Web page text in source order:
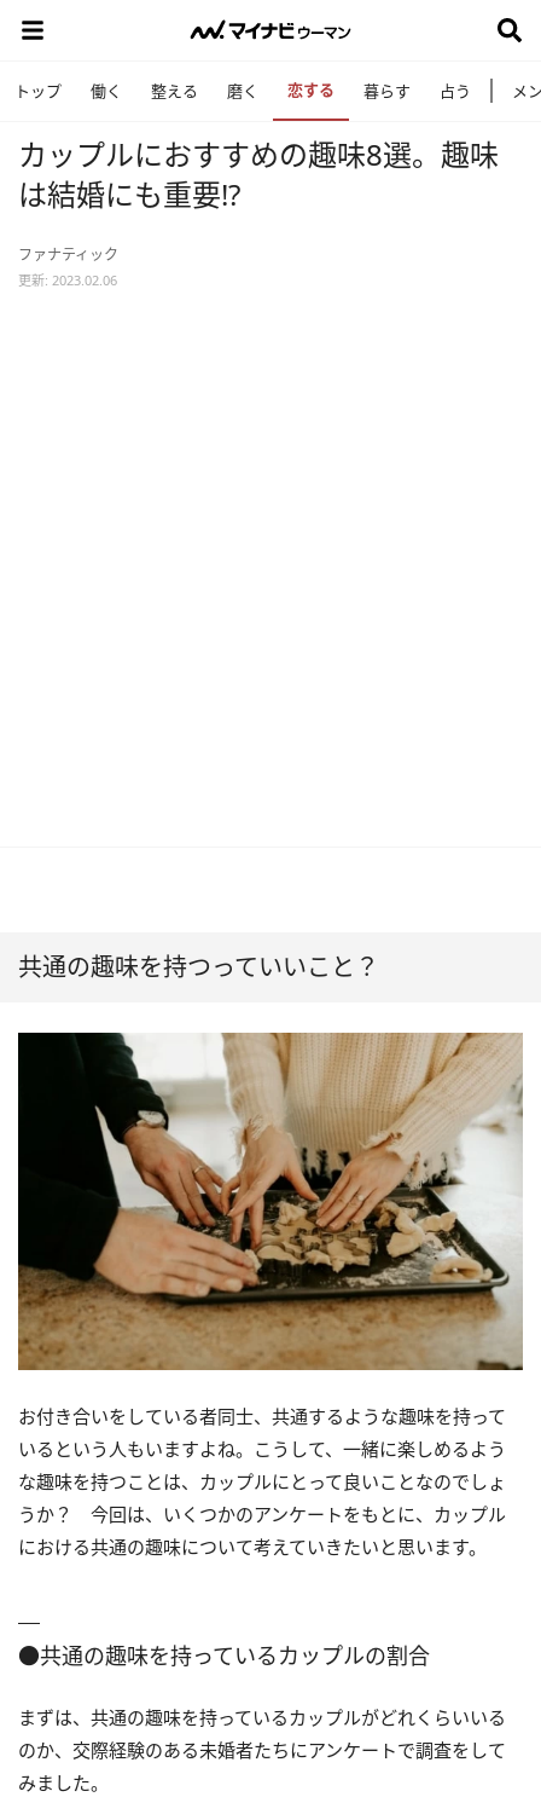
トップ 働く 整える 磨く 恋する 暮らす 占う メ
カップルにおすすめの趣味8選。趣味
は結婚にも重要!?
ファナティック
更新: 2023.02.06
共通の趣味を持つっていいこと？
お付き合いをしている者同士、共通するような趣味を持って
いるという人もいますよね。こうして、一緒に楽しめるよう
な趣味を持つことは、カップルにとって良いことなのでしょ
うか？ 今回は、いくつかのアンケートをもとに、カップル
における共通の趣味について考えていきたいと思います。
●共通の趣味を持っているカップルの割合
まずは、共通の趣味を持っているカップルがどれくらいいる
のか、交際経験のある未婚者たちにアンケートで調査をして
みました。